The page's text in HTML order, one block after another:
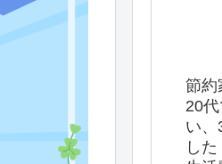
節約
20
い、
した